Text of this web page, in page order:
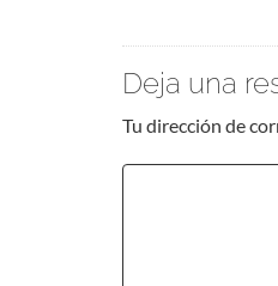
Deja una
Tu dirección de